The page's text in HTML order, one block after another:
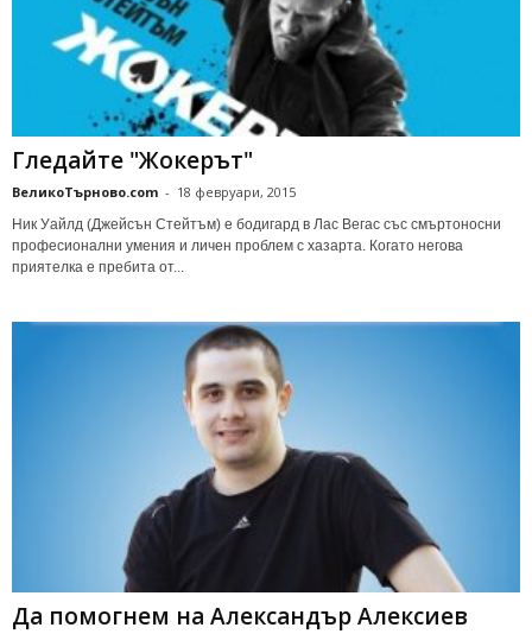
Гледайте "Жокерът"
ВеликоТърново.com - 18 февруари, 2015
Ник Уайлд (Джейсън Стейтъм) е бодигард в Лас Вегас със смъртоносни
професионални умения и личен проблем с хазарта. Когато негова
приятелка е пребита от...
Да помогнем на Александър Алексиев